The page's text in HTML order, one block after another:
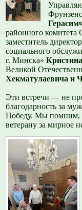
районного
заместитель
социального
г. Минска»
Великой
Хекматулаевича и
Эти встречи — не
благодарность за
Победу. Мы помним,
ветерану за мирное